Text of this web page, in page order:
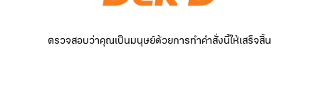
ตรวจสอบว่าคุณเป็นมนุษย์ด้วยการทำคำสั่งนี้ให้เสร็จสิ้น